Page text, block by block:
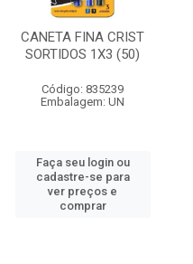
CANETA FINA CRIST
SORTIDOS 1X3 (50)
Código: 835239
Embalagem: UN
Faça seu login ou
cadastre-se para
ver preços e
comprar